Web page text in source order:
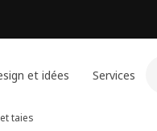
et idées Services
taies